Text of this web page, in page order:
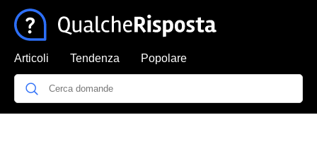
Articoli Tendenza Popolare